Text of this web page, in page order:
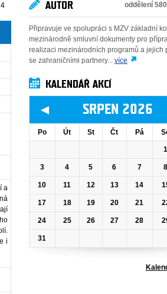
a
i
AUTOR oddělení
Připravuje ve spolupráci s MZV základní
mezinárodně smluvní dokumenty pro
realizaci mezinárodních programů a jejich
se zahraničními partnery... více
KALENDÁŘ AKCÍ
◄ SRPEN 2026
Po Út St Čt Pá
1
3 4 5 6 7 8
10 11 12 13 14
17 18 19 20 21
24 25 26 27 28
31